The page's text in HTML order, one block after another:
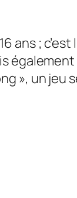
; c’est
», un jeu